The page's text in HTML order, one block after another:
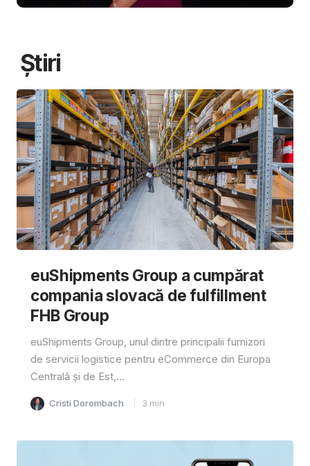
Știri
euShipments Group a cumpărat
compania slovacă de fulfillment
FHB Group
euShipments Group, unul dintre principalii furnizori
de servicii logistice pentru eCommerce din Europa
Centrală și de Est,...
Cristi Dorombach 3 min